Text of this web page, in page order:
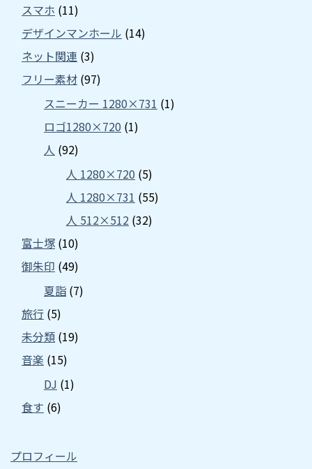
スマホ (11)
デザインマンホール (14)
ネット関連 (3)
フリー素材 (97)
スニーカー 1280×731 (1)
ロゴ1280×720 (1)
人 (92)
人 1280×720 (5)
人 1280×731 (55)
人 512×512 (32)
富士塚 (10)
御朱印 (49)
夏詣 (7)
旅行 (5)
未分類 (19)
音楽 (15)
DJ (1)
食す (6)
プロフィール